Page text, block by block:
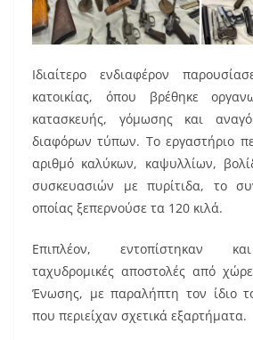
Ιδιαίτερο ενδιαφέρον
κατοικίας, όπου βρέθηκε
κατασκευής, γόμωσης και
διαφόρων τύπων. Το εργαστήριο
αριθμό καλύκων, καψυλλίων,
συσκευασιών με πυρίτιδα, το
οποίας ξεπερνούσε τα 120 κιλά.
Επιπλέον, εντοπίστηκαν
ταχυδρομικές αποστολές από
Ένωσης, με παραλήπτη τον ίδιο
που περιείχαν σχετικά εξαρτήματα.